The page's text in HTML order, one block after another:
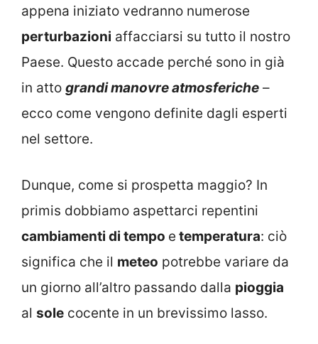
appena iniziato vedranno numerose
perturbazioni affacciarsi su tutto il nostro
Paese. Questo accade perché sono in già
in atto grandi manovre atmosferiche –
ecco come vengono definite dagli esperti
nel settore.
Dunque, come si prospetta maggio? In
primis dobbiamo aspettarci repentini
cambiamenti di tempo e temperatura: ciò
significa che il meteo potrebbe variare da
un giorno all’altro passando dalla pioggia
al sole cocente in un brevissimo lasso.